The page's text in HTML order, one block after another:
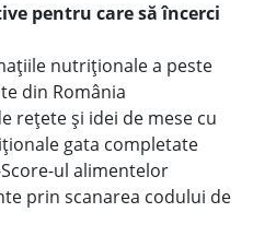
pentru care să încerci
nutriționale a peste
din România
rețete și idei de mese cu
gata completate
ul alimentelor
prin scanarea codului de